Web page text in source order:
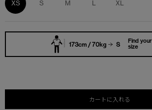
XS S M L XL
173cm / 70kg S
Find your
size
カートに入れる